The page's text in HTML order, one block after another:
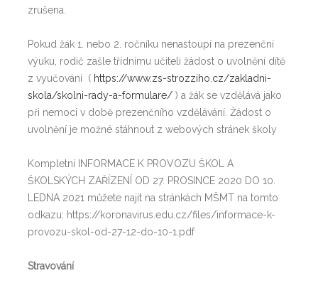
zrušena.
Pokud žák 1. nebo 2. ročníku nenastoupí na prezenční
výuku, rodič zašle třídnímu učiteli žádost o uvolnění dítě
z vyučování ( https://www.zs-strozziho.cz/zakladni-
skola/skolni-rady-a-formulare/ ) a žák se vzdělává jako
při nemoci v době prezenčního vzdělávání. Žádost o
uvolnění je možné stáhnout z webových stránek školy
Kompletní INFORMACE K PROVOZU ŠKOL A
ŠKOLSKÝCH ZAŘÍZENÍ OD 27. PROSINCE 2020 DO 10.
LEDNA 2021 můžete najít na stránkách MŠMT na tomto
odkazu: https://koronavirus.edu.cz/files/informace-k-
provozu-skol-od-27-12-do-10-1.pdf
Stravování